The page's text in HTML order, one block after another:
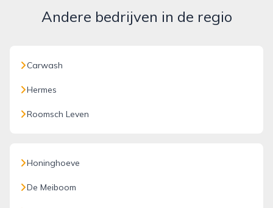
Andere bedrijven in de regio
Carwash
Hermes
Roomsch Leven
Honinghoeve
De Meiboom